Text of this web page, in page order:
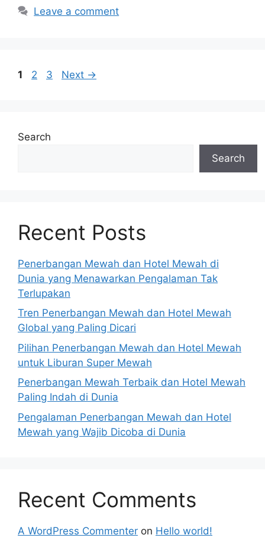
Leave a comment
Page
1 Page
2 Page
3 Next →
Search
Search
Recent Posts
Penerbangan Mewah dan Hotel Mewah di
Dunia yang Menawarkan Pengalaman Tak
Terlupakan
Tren Penerbangan Mewah dan Hotel Mewah
Global yang Paling Dicari
Pilihan Penerbangan Mewah dan Hotel Mewah
untuk Liburan Super Mewah
Penerbangan Mewah Terbaik dan Hotel Mewah
Paling Indah di Dunia
Pengalaman Penerbangan Mewah dan Hotel
Mewah yang Wajib Dicoba di Dunia
Recent Comments
A WordPress Commenter on Hello world!